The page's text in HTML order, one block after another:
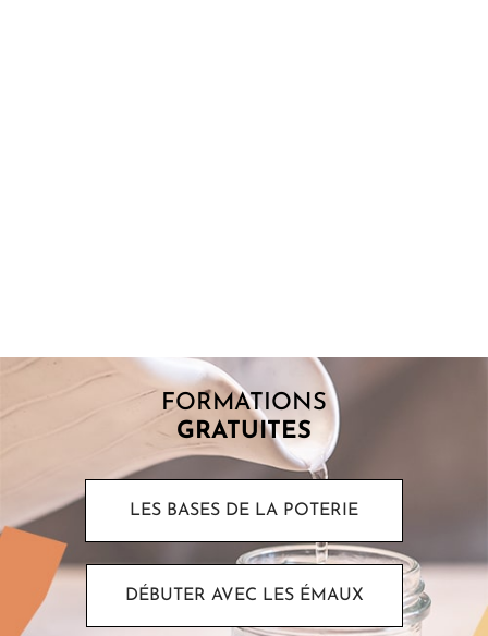
FORMATIONS
GRATUITES
LES BASES DE LA POTERIE
DÉBUTER AVEC LES ÉMAUX